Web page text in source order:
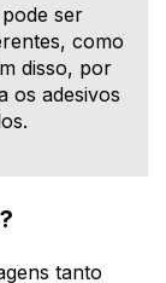
ser
como
disso, por
os adesivos
tanto